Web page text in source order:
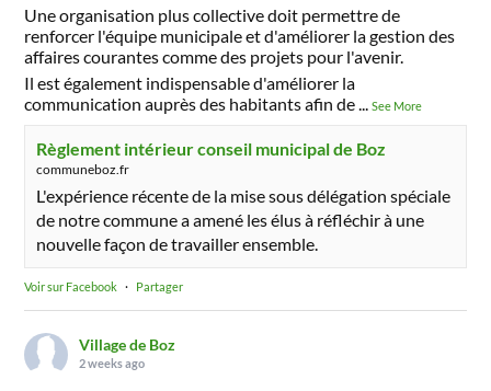
Une organisation plus collective doit permettre de
renforcer l'équipe municipale et d'améliorer la gestion des
affaires courantes comme des projets pour l'avenir.
Il est également indispensable d'améliorer la
communication auprès des habitants afin de
...See More
Règlement intérieur conseil municipal de Boz
communeboz.fr
L'expérience récente de la mise sous délégation spéciale
de notre commune a amené les élus à réfléchir à une
nouvelle façon de travailler ensemble.
Voir sur Facebook · Partager
Village de Boz
2 weeks ago